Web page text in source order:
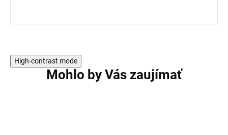
High-contrast mode
Mohlo by Vás zaujímať